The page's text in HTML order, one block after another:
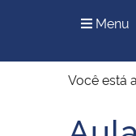
Ministério
Menu
Você está
Início do